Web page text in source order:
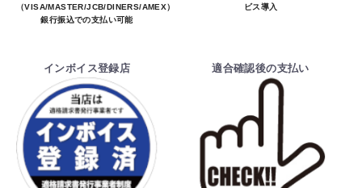
（VISA/MASTER/JCB/DINERS/AMEX）、
銀行振込での支払い可能
ビス導入
インボイス登録店 適合確認後の支払い